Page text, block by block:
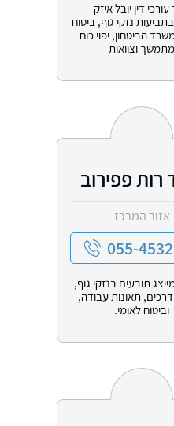
דין יובל איזק –
נזקי גוף, ביטוח
הביטחון, יפוי כוח
מתמשך וצוואות
רות פפירוב
אזור המרכז
055-
תובעים בנזקי גוף,
תאונות עבודה,
וביטוח לאומי.